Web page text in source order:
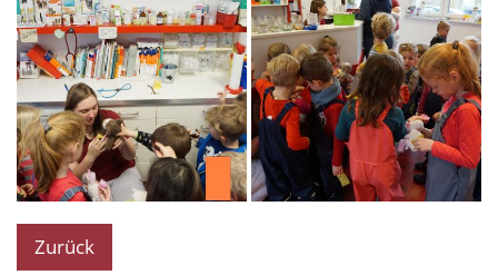
Zurück